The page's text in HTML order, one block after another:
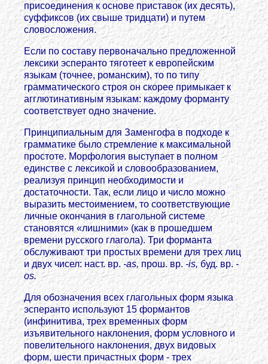
присоединения к основе приставок (их десять),
суффиксов (их свыше тридцати) и путем
словосложения.
Если по составу первоначально предложенной
лексики эсперанто тяготеет к европейским
языкам (точнее, романским), то по типу
грамматического строя он скорее примыкает к
агглютинативным языкам: каждому форманту
соответствует одно значение.
Принципиальным для Заменгофа в подходе к
грамматике было стремление к максимальной
простоте. Морфология выступает в полном
единстве с лексикой и словообразованием,
реализуя принцип необходимости и
достаточности. Так, если лицо и число можно
выразить местоимением, то соответствующие
личные окончания в глагольной системе
становятся «лишними» (как в прошедшем
времени русского глагола). Три форманта
обслуживают три простых времени для трех лиц
и двух чисел: наст. вр.-as,прош. вр.-is,буд. вр. -
os.
Для обозначения всех глагольных форм языка
эсперанто используют 15 формантов
(инфинитива, трех временных форм
изъявительного наклонения, форм условного и
повелительного наклонения, двух видовых
форм, шести причастных форм - трех